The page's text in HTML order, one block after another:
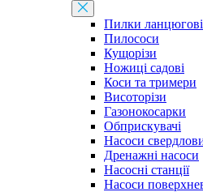
Пилки ланцюгові
Пилососи
Кущорізи
Ножиці садові
Коси та тримери
Висоторізи
Газонокосарки
Обприскувачі
Насоси
Дренажні насоси
Насосні станції
Насоси